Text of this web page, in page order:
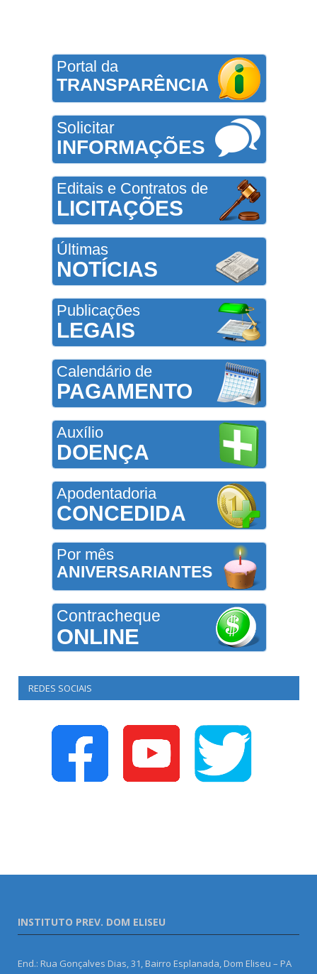
Portal da
TRANSPARÊNCIA
Solicitar
INFORMAÇÕES
Editais e Contratos de
LICITAÇÕES
Últimas
NOTÍCIAS
Publicações
LEGAIS
Calendário de
PAGAMENTO
Auxílio
DOENÇA
Apodentadoria
CONCEDIDA
Por mês
ANIVERSARIANTES
Contracheque
ONLINE
REDES SOCIAIS
INSTITUTO PREV. DOM ELISEU
End.: Rua Gonçalves Dias, 31, Bairro Esplanada, Dom Eliseu – PA